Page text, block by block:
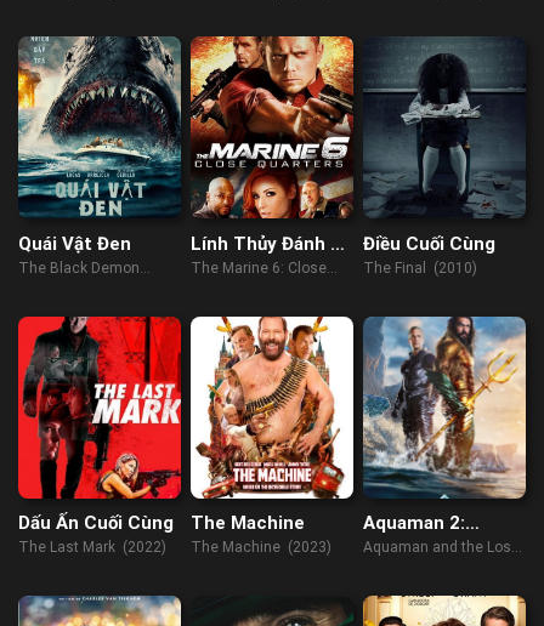
Quái Vật Đen
The Black Demon
Lính Thủy Đánh Bộ
6: Chặn Lối
The Marine 6: Close
Điều Cuối Cùng
The Final (2010)
Dấu Ấn Cuối Cùng
The Last Mark (2022)
The Machine
The Machine (2023)
Aquaman 2:
Vương Quốc Thất
Aquaman and the Lost